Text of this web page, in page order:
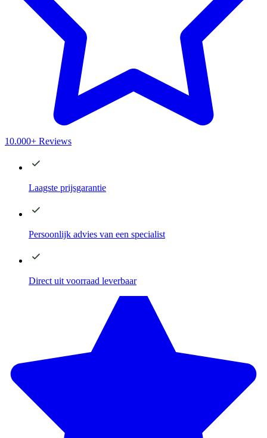
10.000+ Reviews
Laagste prijsgarantie
Persoonlijk advies van een specialist
Direct uit voorraad leverbaar